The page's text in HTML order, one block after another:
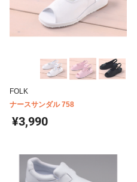
FOLK
ナースサンダル 758
¥3,990